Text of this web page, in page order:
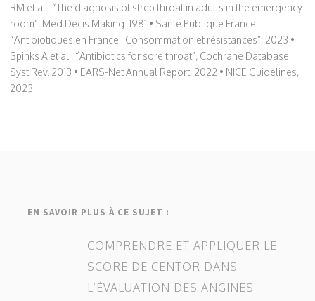
RM et al., “The diagnosis of strep throat in adults in the emergency
room”, Med Decis Making. 1981 • Santé Publique France –
“Antibiotiques en France : Consommation et résistances”, 2023 •
Spinks A et al., “Antibiotics for sore throat”, Cochrane Database
Syst Rev. 2013 • EARS-Net Annual Report, 2022 • NICE Guidelines,
2023
EN SAVOIR PLUS À CE SUJET :
COMPRENDRE ET APPLIQUER LE
SCORE DE CENTOR DANS
L’ÉVALUATION DES ANGINES